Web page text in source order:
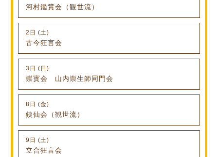
河村鑑賞会（観世流）
2日 (土)
古今狂言会
3日 (日)
崇寳会 山内崇生師同門会
8日 (金)
銕仙会（観世流）
9日 (土)
立合狂言会